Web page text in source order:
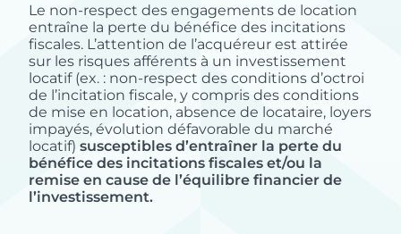
Le non-respect des engagements de location
entraîne la perte du bénéfice des incitations
fiscales. L’attention de l’acquéreur est attirée
sur les risques afférents à un investissement
locatif (ex. : non-respect des conditions d’octroi
de l’incitation fiscale, y compris des conditions
de mise en location, absence de locataire, loyers
impayés, évolution défavorable du marché
locatif) susceptibles d’entraîner la perte du
bénéfice des incitations fiscales et/ou la
remise en cause de l’équilibre financier de
l’investissement.